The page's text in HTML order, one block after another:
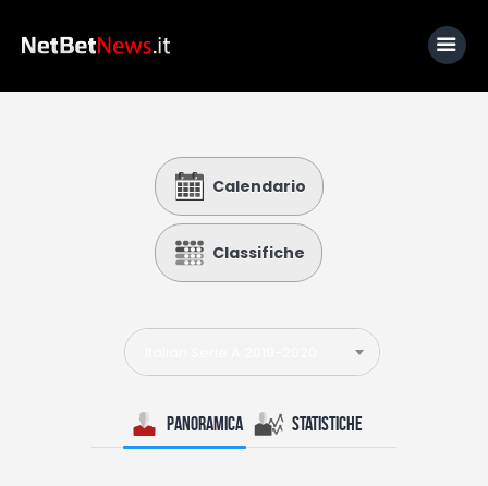
Calcio
Basket
Tennis
Lo Sapevi Che
I consigli di Giulia
Calendario
Classifiche
Panoramica Statistiche